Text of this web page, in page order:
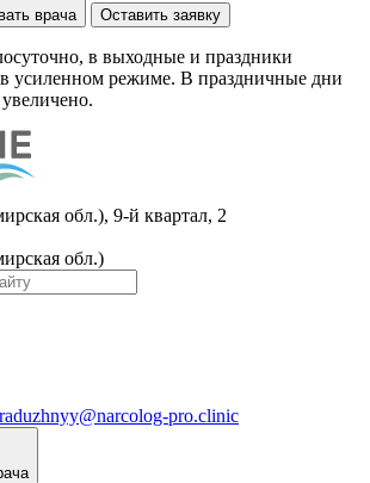
врача Оставить заявку
в выходные и праздники
усиленном режиме. В праздничные дни
обл.), 9-й квартал, 2
обл.)
raduzhnyy@narcolog-pro.clinic